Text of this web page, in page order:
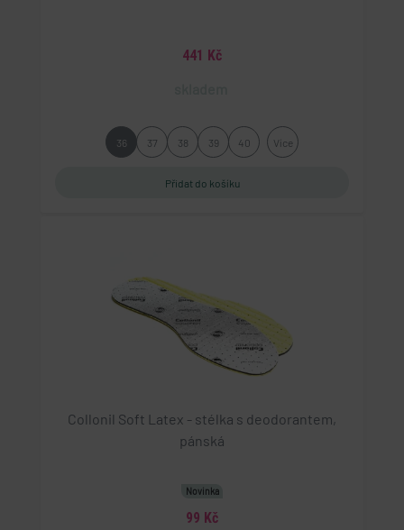
441 Kč
36 37 38 39 40 Více
Collonil Soft Latex - stélka s deodorantem,
pánská
Novinka
99 Kč